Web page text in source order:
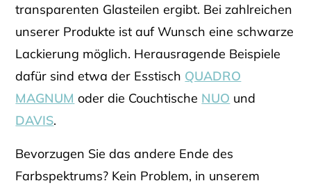
transparenten Glasteilen ergibt. Bei zahlreichen
unserer Produkte ist auf Wunsch eine schwarze
Lackierung möglich. Herausragende Beispiele
dafür sind etwa der Esstisch QUADRO
MAGNUM oder die Couchtische NUO und
DAVIS.
Bevorzugen Sie das andere Ende des
Farbspektrums? Kein Problem, in unserem